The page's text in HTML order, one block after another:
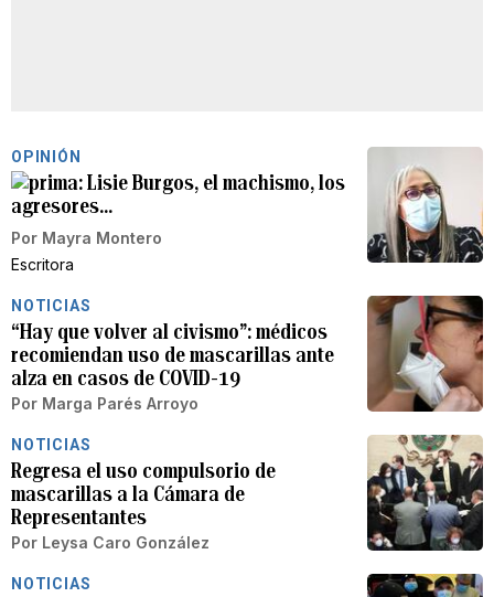
OPINIÓN
Lisie Burgos, el machismo, los
agresores…
Por Mayra Montero
Escritora
NOTICIAS
“Hay que volver al civismo”: médicos
recomiendan uso de mascarillas ante
alza en casos de COVID-19
Por Marga Parés Arroyo
NOTICIAS
Regresa el uso compulsorio de
mascarillas a la Cámara de
Representantes
Por Leysa Caro González
NOTICIAS